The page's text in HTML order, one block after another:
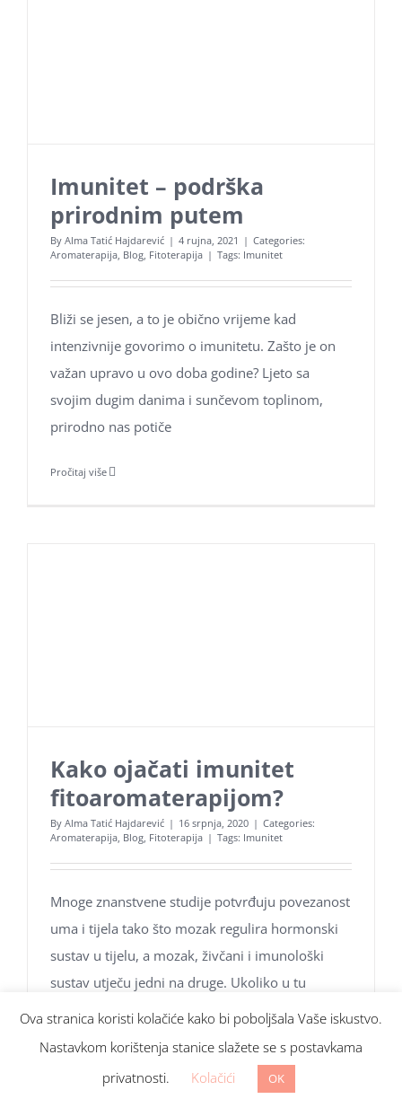
Imunitet – podrška
prirodnim putem
By Alma Tatić Hajdarević | 4 rujna, 2021 | Categories:
Aromaterapija, Blog, Fitoterapija | Tags: Imunitet
Bliži se jesen, a to je obično vrijeme kad
intenzivnije govorimo o imunitetu. Zašto je on
važan upravo u ovo doba godine? Ljeto sa
svojim dugim danima i sunčevom toplinom,
prirodno nas potiče
Pročitaj više
Kako ojačati imunitet
fitoaromaterapijom?
By Alma Tatić Hajdarević | 16 srpnja, 2020 | Categories:
Aromaterapija Blog Fitoterapija | Tags: Imunitet
Mnoge znanstvene studije potvrđuju povezanost
uma i tijela tako što mozak regulira hormonski
sustav u tijelu, a mozak, živčani i imunološki
sustav utječu jedni na druge. Ukoliko u tu
jednadžbu dodamo i epigenetiku koja
Pročitaj više
Aroma Hominis j.d.o.o.
Prirodne terapije za um i tijelo
OIB: 31131798221
Adresa: Jarušćica 11, Zagreb 10000
+385 98 1623 116
info@aromahominis.hr
© Copyright2026 Aroma Hominis. Sva prava pridržana.
Web design: www.web4y.com
Ova stranica koristi kolačiće kako bi poboljšala Vaše iskustvo.
Nastavkom korištenja stanice slažete se s postavkama
privatnosti.
Kolačići OK